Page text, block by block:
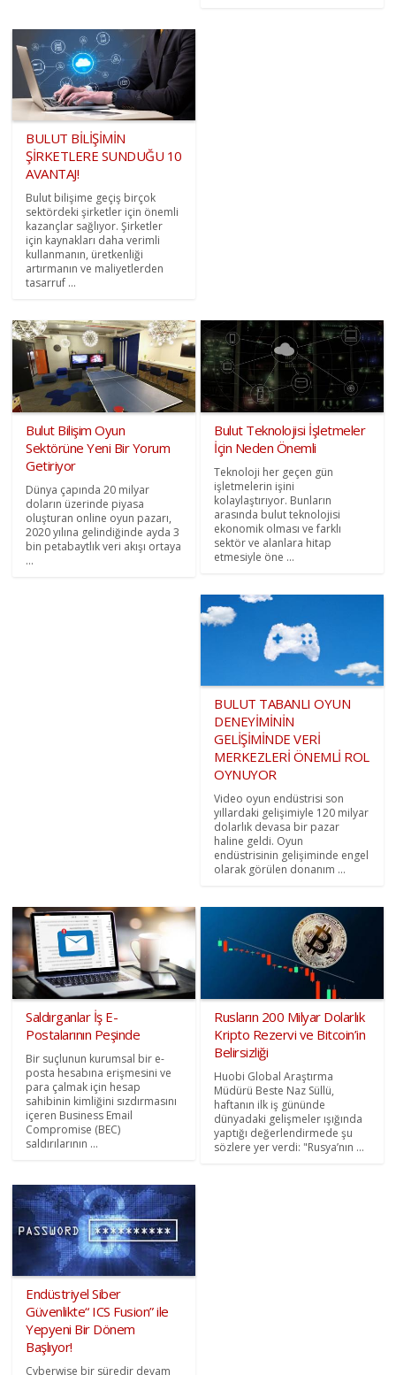
BULUT BİLİŞİMİN
ŞİRKETLERE SUNDUĞU 10
AVANTAJ!
Bulut bilişime geçiş birçok
sektördeki şirketler için önemli
kazançlar sağlıyor. Şirketler
için kaynakları daha verimli
kullanmanın, üretkenliği
artırmanın ve maliyetlerden
tasarruf ...
Bulut Bilişim Oyun
Sektörüne Yeni Bir Yorum
Getiriyor
Dünya çapında 20 milyar
doların üzerinde piyasa
oluşturan online oyun pazarı,
2020 yılına gelindiğinde ayda 3
bin petabaytlık veri akışı ortaya
...
Bulut Teknolojisi İşletmeler
İçin Neden Önemli
Teknoloji her geçen gün
işletmelerin işini
kolaylaştırıyor. Bunların
arasında bulut teknolojisi
ekonomik olması ve farklı
sektör ve alanlara hitap
etmesiyle öne ...
BULUT TABANLI OYUN
DENEYİMİNİN
GELİŞİMİNDE VERİ
MERKEZLERİ ÖNEMLİ ROL
OYNUYOR
Video oyun endüstrisi son
yıllardaki gelişimiyle 120 milyar
dolarlık devasa bir pazar
haline geldi. Oyun
endüstrisinin gelişiminde engel
olarak görülen donanım ...
Saldırganlar İş E-
Postalarının Peşinde
Bir suçlunun kurumsal bir e-
posta hesabına erişmesini ve
para çalmak için hesap
sahibinin kimliğini sızdırmasını
içeren Business Email
Compromise (BEC)
saldırılarının ...
Rusların 200 Milyar Dolarlık
Kripto Rezervi ve Bitcoin’in
Belirsizliği
Huobi Global Araştırma
Müdürü Beste Naz Süllü,
haftanın ilk iş gününde
dünyadaki gelişmeler ışığında
yaptığı değerlendirmede şu
sözlere yer verdi: "Rusya’nın ...
Endüstriyel Siber
Güvenlikte“ ICS Fusion” ile
Yepyeni Bir Dönem
Başlıyor!
Cyberwise bir süredir devam